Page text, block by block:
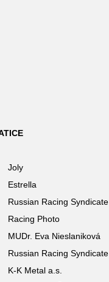
Joly
Estrella
Russian Racing Syndicate
Racing Photo
MUDr. Eva Nieslaniková
Russian Racing Syndicate
K-K Metal a.s.